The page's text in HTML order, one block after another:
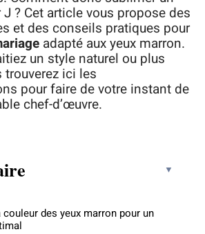
? Cet article vous propose des
et des conseils pratiques pour
adapté aux yeux marron.
un style naturel ou plus
trouverez ici les
pour faire de votre instant de
chef-d’œuvre.
des yeux marron pour un